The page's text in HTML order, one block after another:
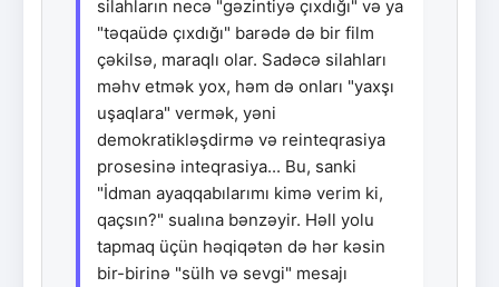
silahların necə "gəzintiyə çıxdığı" və ya
"təqaüdə çıxdığı" barədə də bir film
çəkilsə, maraqlı olar. Sadəcə silahları
məhv etmək yox, həm də onları "yaxşı
uşaqlara" vermək, yəni
demokratikləşdirmə və reinteqrasiya
prosesinə inteqrasiya... Bu, sanki
"İdman ayaqqabılarımı kimə verim ki,
qaçsın?" sualına bənzəyir. Həll yolu
tapmaq üçün həqiqətən də hər kəsin
bir-birinə "sülh və sevgi" mesajı